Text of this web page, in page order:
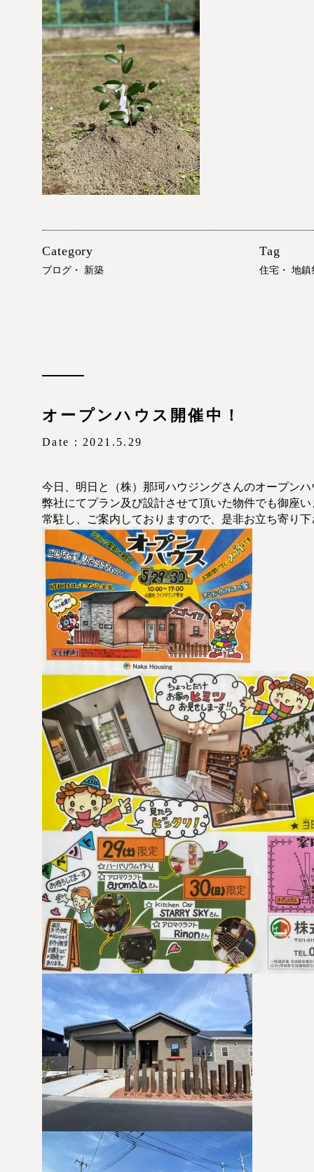
Category
ブログ ・ 新築
Tag
住宅 ・ 地鎮
オープンハウス開催中！
Date：2021.5.29
今日、明日と（株）那珂ハウジングさんのオープン
弊社にてプラン及び設計させて頂いた物件でも御座
常駐し、ご案内しておりますので、是非お立ち寄り